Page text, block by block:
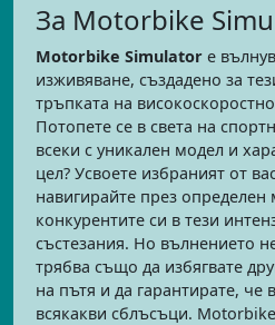
За Motorbike
Motorbike Simulator е
изживяване, създадено за
тръпката на
Потопете се в света на
всеки с уникален модел и
цел? Усвоете избраният от
навигирайте през
конкурентите си в тези
състезания. Но вълнението
трябва също да избягвате
на пътя и да гарантирате, че
всякакви сблъсъци.